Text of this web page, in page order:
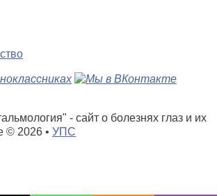
- сайт о болезнях глаз и их
© 2026 • УПС